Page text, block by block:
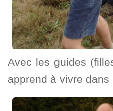
Avec les guides
apprend à vivre dans